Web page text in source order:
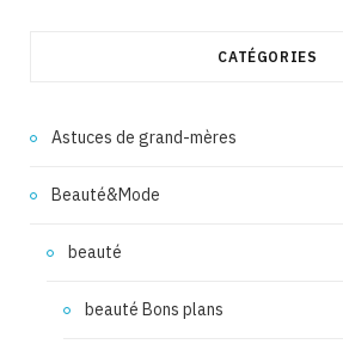
CATÉGORIES
Astuces de grand-mères
Beauté&Mode
beauté
beauté Bons plans